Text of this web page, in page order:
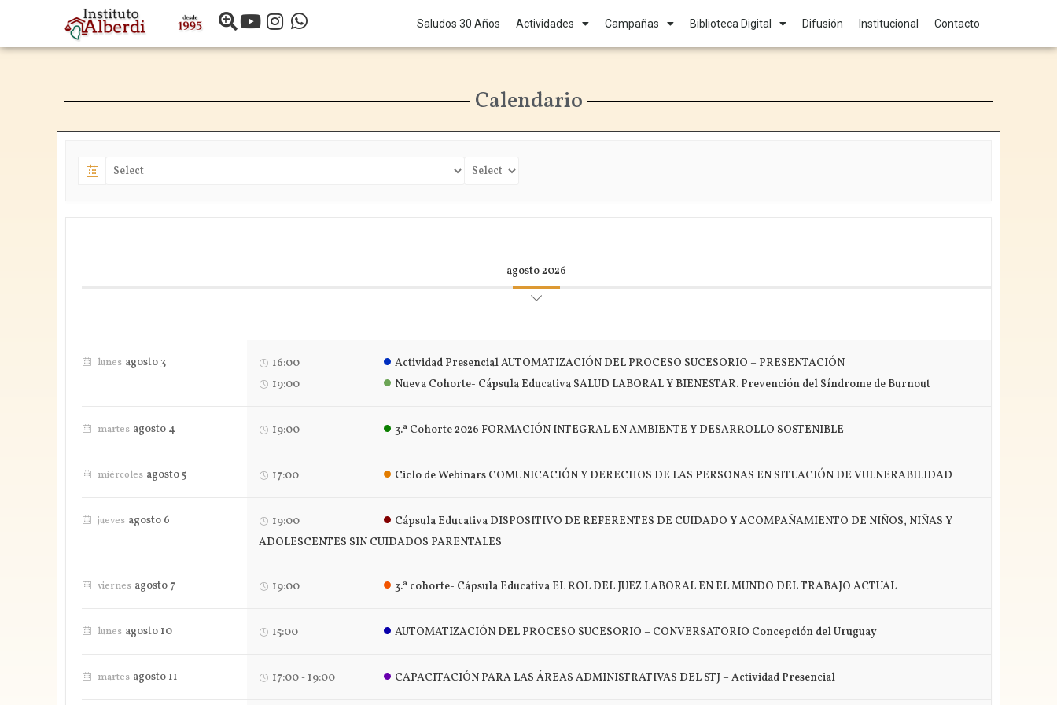
Saludos 30 Años Actividades Campañas Biblioteca Digital Difusión Institucional Contacto
Calendario
agosto 2026
lunes agosto 3 16:00
Actividad Presencial AUTOMATIZACIÓN DEL PROCESO SUCESORIO – PRESENTACIÓN
19:00
Nueva Cohorte- Cápsula Educativa SALUD LABORAL Y BIENESTAR. Prevención del Síndrome de Burnout
martes agosto 4 19:00 3.ª Cohorte 2026 FORMACIÓN INTEGRAL EN AMBIENTE Y DESARROLLO SOSTENIBLE
miércoles agosto 5 17:00 Ciclo de Webinars COMUNICACIÓN Y DERECHOS DE LAS PERSONAS EN SITUACIÓN DE VULNERABILIDAD
jueves agosto 6 19:00
Cápsula Educativa DISPOSITIVO DE REFERENTES DE CUIDADO Y ACOMPAÑAMIENTO DE NIÑOS, NIÑAS Y
ADOLESCENTES SIN CUIDADOS PARENTALES
viernes agosto 7 19:00 3.ª cohorte- Cápsula Educativa EL ROL DEL JUEZ LABORAL EN EL MUNDO DEL TRABAJO ACTUAL
lunes agosto 10 15:00 AUTOMATIZACIÓN DEL PROCESO SUCESORIO – CONVERSATORIO Concepción del Uruguay
martes agosto 11 17:00 - 19:00 CAPACITACIÓN PARA LAS ÁREAS ADMINISTRATIVAS DEL STJ – Actividad Presencial